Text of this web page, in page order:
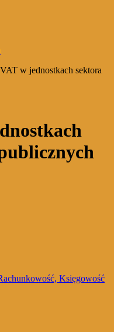
w jednostkach sektora
Księgowość